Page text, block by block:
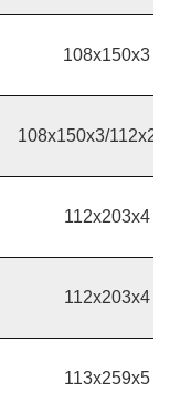
108x150x3
108x150x3/
112x203x4
112x203x4
113x259x5